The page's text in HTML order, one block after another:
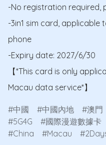
-No registration required,
-3in1 sim card,
phone
-Expiry date: 2027/6/30
【*This card is only
Macau data service*】
中國 中國內地 澳門
5G4G
國際漫遊數據卡
China
Macau